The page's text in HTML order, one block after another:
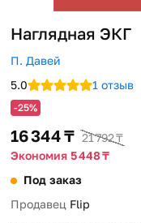
Наглядная ЭКГ
П. Давей
5.0
1 отзыв
-25%
16 344 ₸ 21 792 ₸
Экономия 5 448 ₸
Под заказ
Продавец Flip